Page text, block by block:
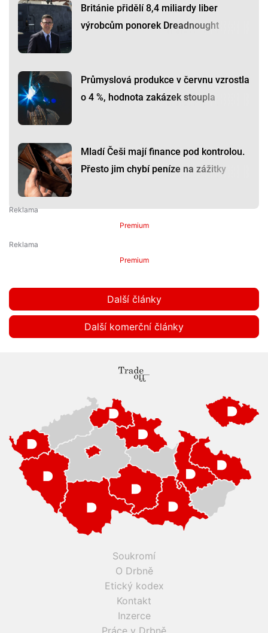
Británie přidělí 8,4 miliardy liber
výrobcům ponorek Dreadnought
Průmyslová produkce v červnu vzrostla
o 4 %, hodnota zakázek stoupla
Mladí Češi mají finance pod kontrolou.
Přesto jim chybí peníze na zážitky
Premium
Premium
Další články
Další komerční články
Soukromí
O Drbně
Etický kodex
Kontakt
Inzerce
Práce v Drbně